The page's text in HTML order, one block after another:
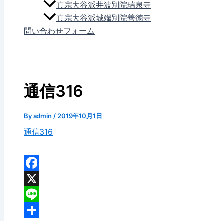
真宗大谷派井波別院瑞泉寺
真宗大谷派城端別院善徳寺
問い合わせフォーム
通信316
Byadmin / 2019年10月1日
通信316
Facebook
X
Line